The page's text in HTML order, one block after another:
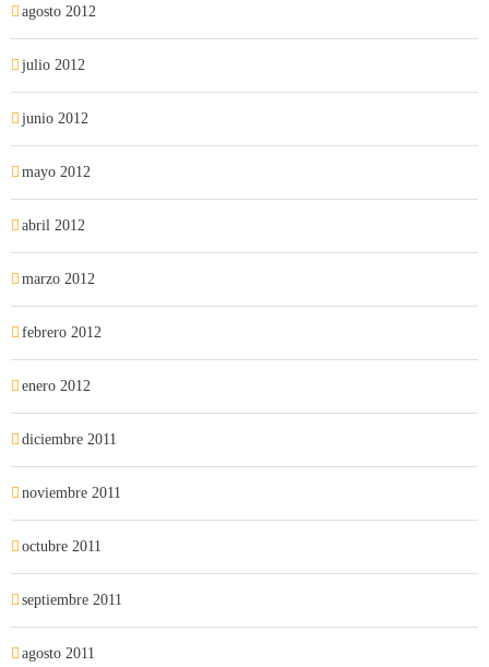
agosto 2012
julio 2012
junio 2012
mayo 2012
abril 2012
marzo 2012
febrero 2012
enero 2012
diciembre 2011
noviembre 2011
octubre 2011
septiembre 2011
agosto 2011